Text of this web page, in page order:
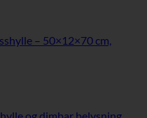
– 50×12×70 cm,